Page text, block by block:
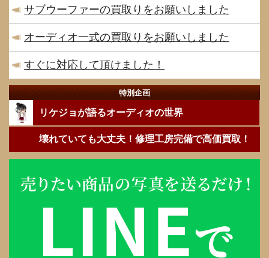
サブウーファーの買取りをお願いしました
オーディオ一式の買取りをお願いしました
すぐに対応して頂けました！
特別企画
リケジョが語るオーディオの世界
壊れていても大丈夫！修理工房完備で高価買取！